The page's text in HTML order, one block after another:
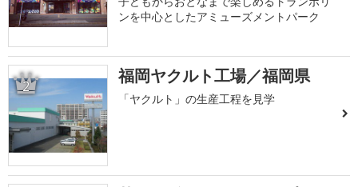
ンを中心としたアミューズメントパーク
2 福岡ヤクルト工場／福岡県
「ヤクルト」の生産工程を見学